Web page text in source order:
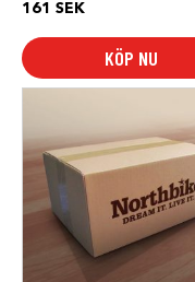
161 SEK
KÖP NU